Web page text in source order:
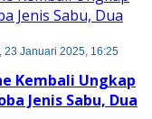
23 Januari 2025, 16:25
Kembali Ungkap
Jenis Sabu, Dua